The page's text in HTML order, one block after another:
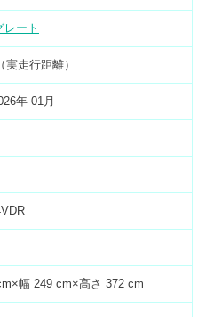
レート
実走行距離）
年 01月
幅 249 cm×高さ 372 cm